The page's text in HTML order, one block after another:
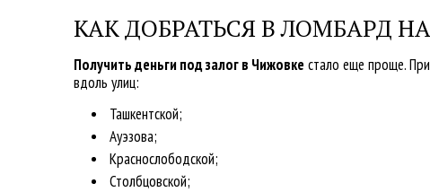
КАК ДОБРАТЬСЯ В ЛОМБАРД
Получить деньги под залог в Чижовке стало еще проще.
вдоль улиц:
Ташкентской;
Ауэзова;
Краснослободской;
Столбцовской;